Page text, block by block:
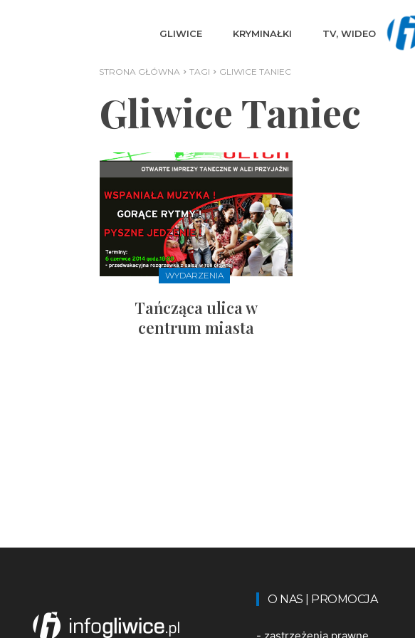
GLIWICE KRYMINAŁKI TV, WIDEO
STRONA GŁÓWNA TAGI GLIWICE TANIEC
Gliwice Taniec
WYDARZENIA
Tańcząca ulica w
centrum miasta
O NAS | PROMOCJA
- zastrzeżenia prawne